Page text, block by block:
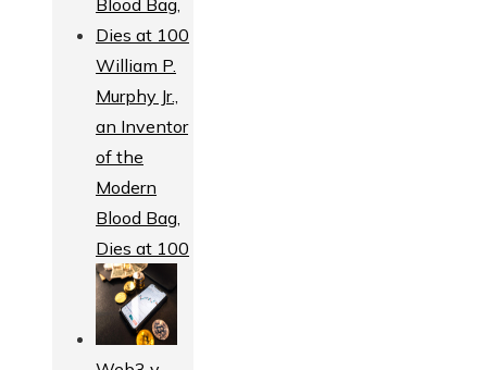
William P.
Murphy Jr.,
an Inventor
of the
Modern
Blood Bag,
Dies at 100